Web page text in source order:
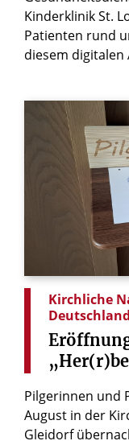
Kinderklinik St.
Patienten rund
diesem digitalen
Kirchliche
Deutschland
Pilgerinnen und
August in der
Gleidorf